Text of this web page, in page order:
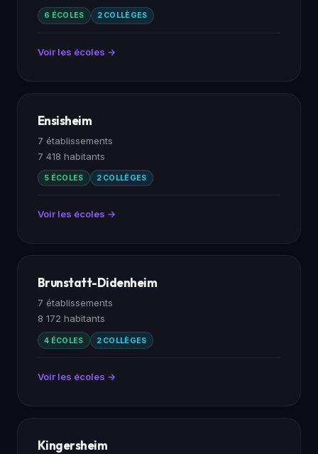
6 ÉCOLES 2 COLLÈGES
Voir les écoles →
Ensisheim
7 établissements
7 418 habitants
5 ÉCOLES 2 COLLÈGES
Voir les écoles →
Brunstatt-Didenheim
7 établissements
8 172 habitants
4 ÉCOLES 2 COLLÈGES
Voir les écoles →
Kingersheim